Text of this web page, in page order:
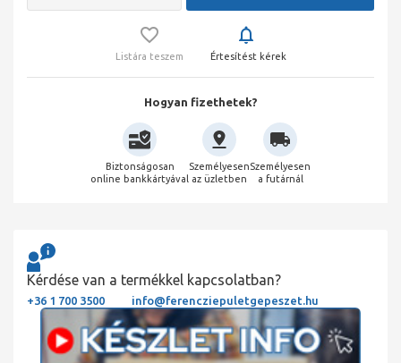
Listára teszem Értesítést kérek
Hogyan fizethetek?
Biztonságosan
online bankkártyával
Személyesen
az üzletben
Személyesen
a futárnál
Kérdése van a termékkel kapcsolatban?
+36 1 700 3500 info@ferencziepuletgepeszet.hu